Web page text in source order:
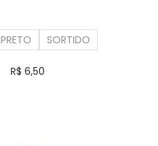
PRETO SORTIDO
R$ 6,50